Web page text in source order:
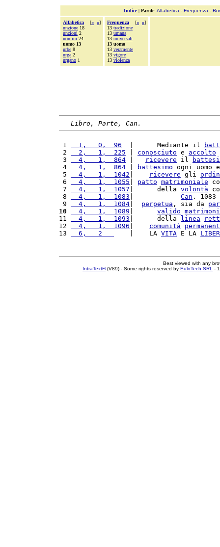
Indice| Parole: Alfabetica - Frequenza -
Alfabetica [« »]
unzione 18
unzioni 2
uomini 24
uomo 13
urbe 8
urga 2
urgano 1
Frequenza [« »]
13 tradizione
13 umana
13 universali
13 uomo
13 veramente
13 vigore
13 violenza
Libro, Parte, Can.
1
  1,   0,  96
  |      Mediante il
2
  2,   1,  225
conosciuto e accolto
3
  4,   1,  864
ricevere il
4
  4,   1,  864
battesimo ogni
5
  4,   1,  1042
ricevere gli
6
  4,   1,  1055
patto matrimoniale
7
  4,   1,  1057
|      della volontà
8
  4,   1,  1083
Can .
9
  4,   1,  1084
perpetua , sia da
10
  4,   1,  1089
valido
11
  4,   1,  1093
|      della linea
12
  4,   1,  1096
comunità
13
  6,   2
    |    LA
VITA E LA
Best viewed with any
IntraText®(V89) - Some rights reserved by EuloTech SRL -